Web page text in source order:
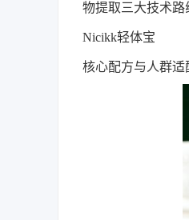
物提取三大技术路
Nicikk轻体宝
核心配方与人群适